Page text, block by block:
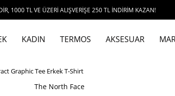
VE ÜZERİ ALIŞVERİŞE 250 TL İNDİRİM KAZAN!
KADIN TERMOS AKSESUAR
Graphic Tee Erkek T-Shirt
The North Face